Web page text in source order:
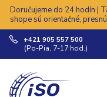
Doručujeme do 24 hodín |
shope sú orientačné,
+421 905 557 500
(Po-Pia, 7-17 hod.)